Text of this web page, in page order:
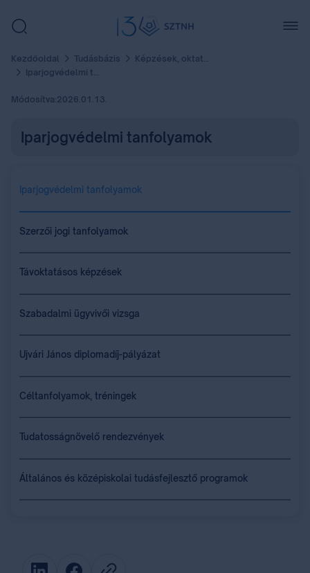
Kezdőoldal Tudásbázis
Képzések, oktatás
Iparjogvédelmi tanfolyamok
Módosítva:2026.01.13.
Iparjogvédelmi tanfolyamok
Iparjogvédelmi tanfolyamok
Szerzői jogi tanfolyamok
Távoktatásos képzések
Szabadalmi ügyvivői vizsga
Ujvári János diplomadíj-pályázat
Céltanfolyamok, tréningek
Tudatosságnövelő rendezvények
Általános és középiskolai tudásfejlesztő programok